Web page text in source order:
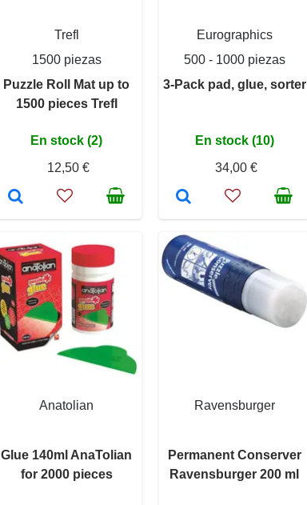
Trefl
1500 piezas
Puzzle Roll Mat up to
1500 pieces Trefl
En stock (2)
12,50 €
Eurographics
500 - 1000 piezas
3-Pack pad, glue, sorter
En stock (10)
34,00 €
Anatolian
Glue 140ml AnaTolian
for 2000 pieces
Ravensburger
Permanent Conserver
Ravensburger 200 ml